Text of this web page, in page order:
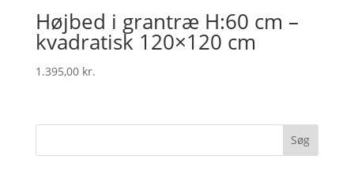
Højbed i grantræ H:60 cm –
kvadratisk 120×120 cm
1.395,00 kr.
Søg